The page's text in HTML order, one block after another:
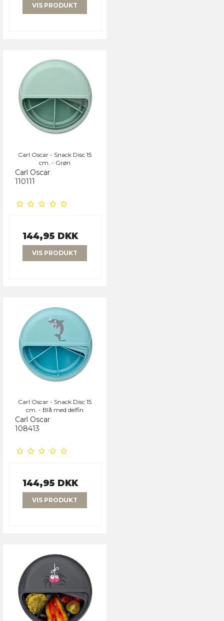
VIS PRODUKT
Carl Oscar - Snack Disc 15
cm. - Grøn
Carl Oscar
110111
144,95 DKK
VIS PRODUKT
Carl Oscar - Snack Disc 15
cm. - Blå med delfin
Carl Oscar
108413
144,95 DKK
VIS PRODUKT